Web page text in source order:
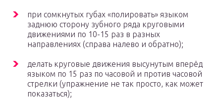
при сомкнутых губах «полировать» языком
заднюю сторону зубного ряда круговыми
движениями по 10-15 раз в разных
направлениях (справа налево и обратно);
делать круговые движения высунутым вперёд
языком по 15 раз по часовой и против часовой
стрелки (упражнение не так просто, как может
показаться);